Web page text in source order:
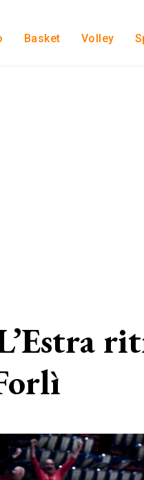
Basket Volley